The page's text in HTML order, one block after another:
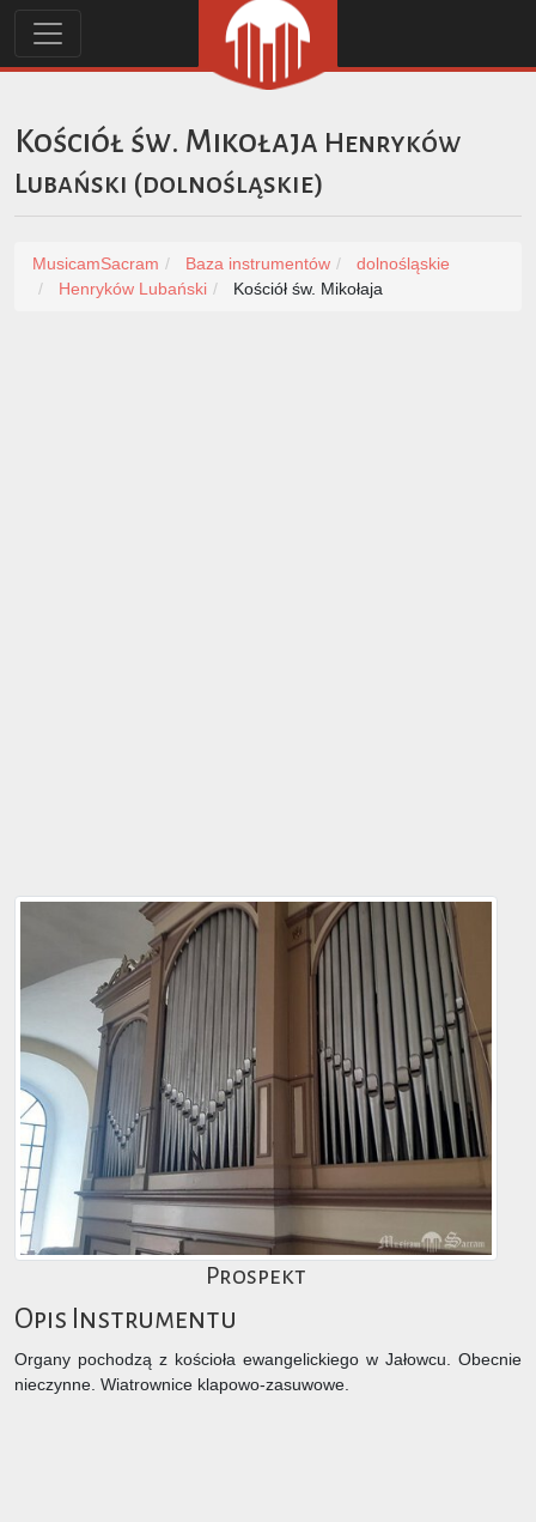
Kościół św. Mikołaja Henryków
Lubański (dolnośląskie)
MusicamSacram Baza instrumentów
dolnośląskie
Henryków Lubański
Kościół św. Mikołaja
Prospekt
Opis Instrumentu
Organy pochodzą z kościoła ewangelickiego w Jałowcu. Obecnie
nieczynne. Wiatrownice klapowo-zasuwowe.